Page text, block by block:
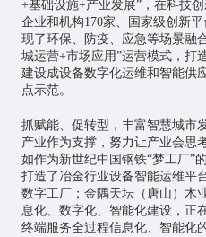
+基础设施+产业发展”，在科技
企业和机构170家、国家级创新
现了环保、防疫、应急等场景融
城运营+市场应用”运营模式，打
建设成设备数字化运维和智能供
点示范。
抓赋能、促转型，丰富智慧城市
产业作为支撑，努力让产业会思
如作为新世纪中国钢铁“梦工厂”
打造了冶金行业设备智能运维平
数字工厂；金隅天坛（唐山）木
息化、数字化、智能化建设，正
终端服务全过程信息化、智能化